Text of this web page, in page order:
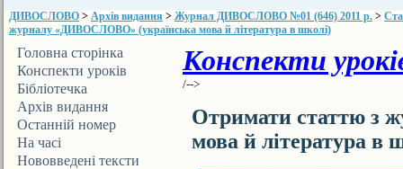
ДИВОСЛОВО > Архів видання > Журнал ДИВОСЛОВО №01 (646) 2011 р. >
журналу «ДИВОСЛОВО» (українська мова й література в школі)
Головна сторінка
Конспекти уроків
Бібліотечка
ДИВОСЛОВА
Архів видання
Останній номер
На часі
Нововведені тексти
Конспекти
/-->
Отримати статтю з
мова й література в